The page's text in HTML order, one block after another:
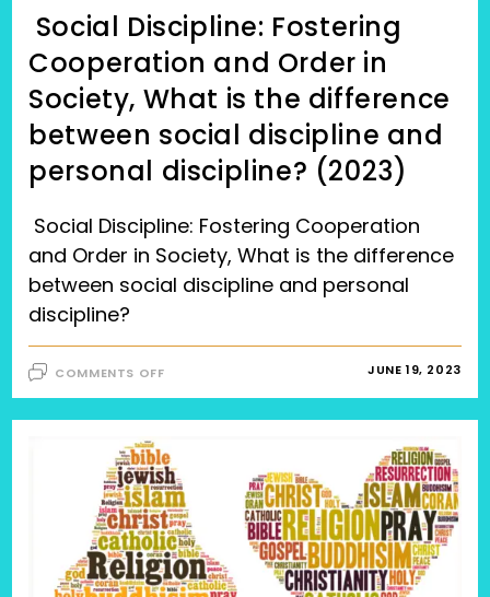
Social Discipline: Fostering
Cooperation and Order in
Society, What is the difference
between social discipline and
personal discipline? (2023)
Social Discipline: Fostering Cooperation
and Order in Society, What is the difference
between social discipline and personal
discipline?
COMMENTS OFFON
DISCIPLINE:
COOPERATION
ORDER
IN
SOCIETY,
WHAT
IS
THE
DIFFERENCE
BETWEEN
SOCIAL
DISCIPLINE
JUNE 19, 2023